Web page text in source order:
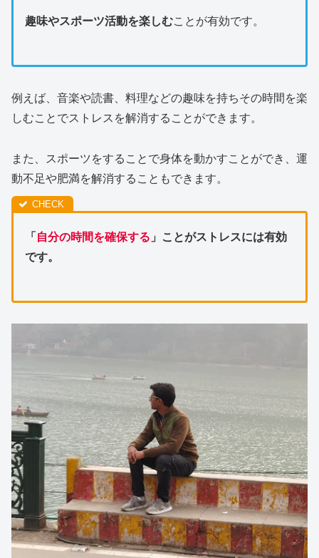
趣味やスポーツ活動を楽しむことが有効です。
例えば、音楽や読書、料理などの趣味を持ちその時間を楽
しむことでストレスを解消することができます。
また、スポーツをすることで身体を動かすことができ、運
動不足や肥満を解消することもできます。
「自分の時間を確保する 」ことがストレスには有効
です。